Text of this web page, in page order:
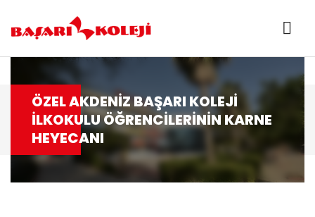
ÖZEL AKDENİZ BAŞARI KOLEJİ
İLKOKULU ÖĞRENCİLERİNİN KARNE
HEYECANI